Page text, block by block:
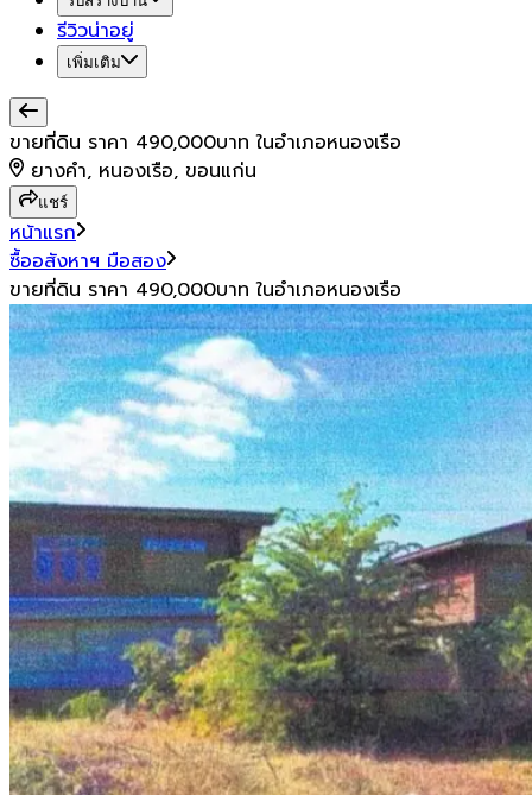
รีวิวน่าอยู่
เพิ่มเติม
ขายที่ดิน ราคา 490,000บาท ในอำเภอหนองเรือ
ยางคำ, หนองเรือ, ขอนแก่น
แชร์
หน้าแรก
ซื้ออสังหาฯ มือสอง
ขายที่ดิน ราคา 490,000บาท ในอำเภอหนองเรือ